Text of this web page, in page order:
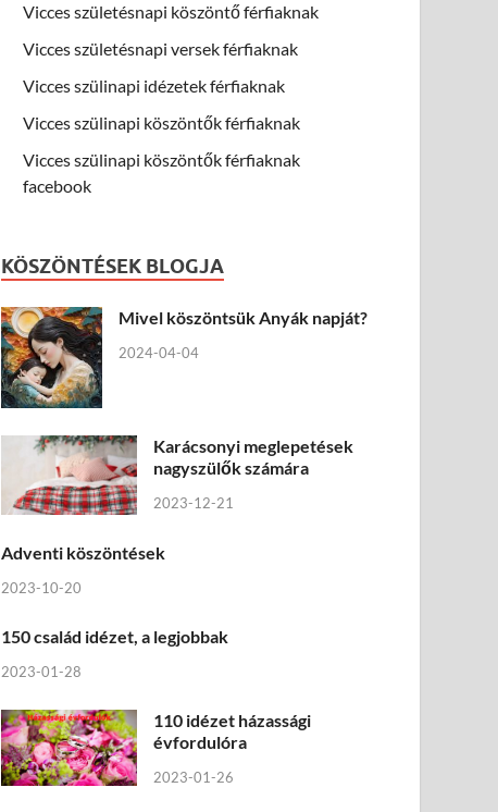
Vicces születésnapi köszöntő férfiaknak
Vicces születésnapi versek férfiaknak
Vicces szülinapi idézetek férfiaknak
Vicces szülinapi köszöntők férfiaknak
Vicces szülinapi köszöntők férfiaknak
facebook
KÖSZÖNTÉSEK BLOGJA
Mivel köszöntsük Anyák napját?
2024-04-04
Karácsonyi meglepetések
nagyszülők számára
2023-12-21
Adventi köszöntések
2023-10-20
150 család idézet, a legjobbak
2023-01-28
110 idézet házassági
évfordulóra
2023-01-26